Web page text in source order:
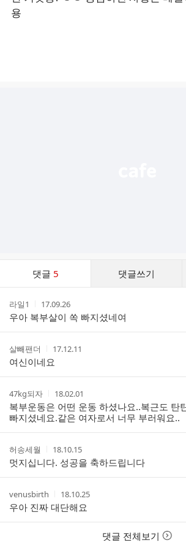
용
댓글 5 댓글쓰기
스
작
성
자
라일1
작
성
시
간
17.09.26
우아 복부살이 쏙 빠지셨네여
작
성
자
살빼팬더
작
성
시
간
17.12.11
여신이네요
작
성
자
47kg되자
작
성
시
간
18.02.01
복부운동은 어떤 운동 하셨나요..복근도 탄
빠지셨네요.같은 여자로서 너무 부러워요..
작
성
자
허송세월
작
성
시
간
18.10.15
멋지십니다. 성공을 축하드립니다
작
성
자
venusbirth
작
성
시
간
18.10.25
우아 진짜 대단해요
댓글 전체보기